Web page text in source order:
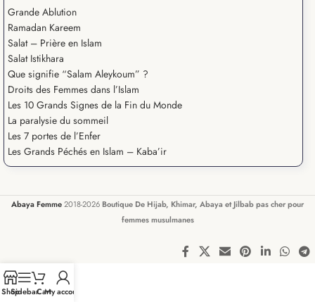
Grande Ablution
Ramadan Kareem
Salat – Prière en Islam
Salat Istikhara
Que signifie “Salam Aleykoum” ?
Droits des Femmes dans l’Islam
Les 10 Grands Signes de la Fin du Monde
La paralysie du sommeil
Les 7 portes de l’Enfer
Les Grands Péchés en Islam – Kaba’ir
Abaya Femme2018-2026 Boutique De Hijab, Khimar, Abaya et Jilbab pas cher pour
femmes musulmanes
ShopSidebarCartMy account